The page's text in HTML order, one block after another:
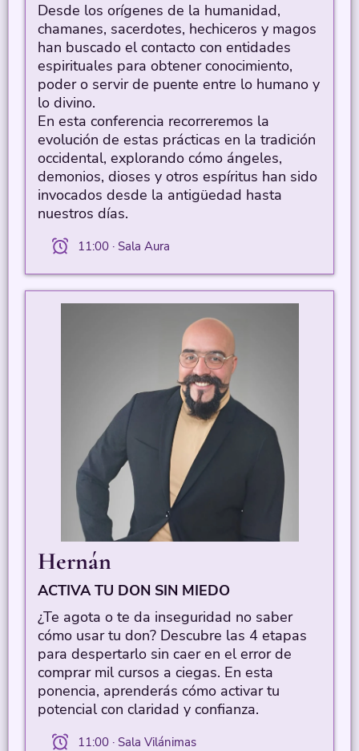
Desde los orígenes de la humanidad,
chamanes, sacerdotes, hechiceros y magos
han buscado el contacto con entidades
espirituales para obtener conocimiento,
poder o servir de puente entre lo humano y
lo divino.
En esta conferencia recorreremos la
evolución de estas prácticas en la tradición
occidental, explorando cómo ángeles,
demonios, dioses y otros espíritus han sido
invocados desde la antigüedad hasta
nuestros días.
11:00 · Sala Aura
Hernán
ACTIVA TU DON SIN MIEDO
¿Te agota o te da inseguridad no saber
cómo usar tu don? Descubre las 4 etapas
para despertarlo sin caer en el error de
comprar mil cursos a ciegas. En esta
ponencia, aprenderás cómo activar tu
potencial con claridad y confianza.
11:00 · Sala Vilánimas